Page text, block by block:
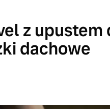
z upustem
dachowe